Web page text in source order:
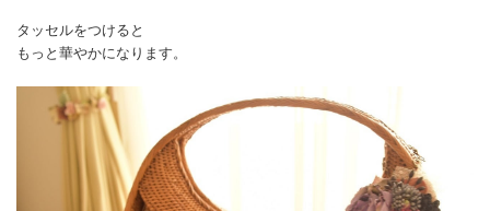
タッセルをつけると
もっと華やかになります。